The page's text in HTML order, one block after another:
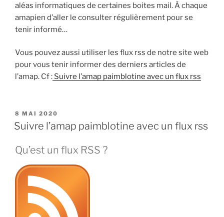
aléas informatiques de certaines boites mail. À chaque
amapien d’aller le consulter régulièrement pour se
tenir informé…
Vous pouvez aussi utiliser les flux rss de notre site web
pour vous tenir informer des derniers articles de
l’amap. Cf : Suivre l’amap paimblotine avec un flux rss
PUBLIÉ
LE
8 MAI 2020
Suivre l’amap paimblotine avec un flux rss
Qu’est un flux RSS ?